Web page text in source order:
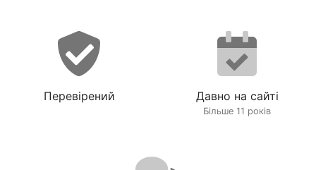
Перевірений Давно на сайті
Більше 11 років